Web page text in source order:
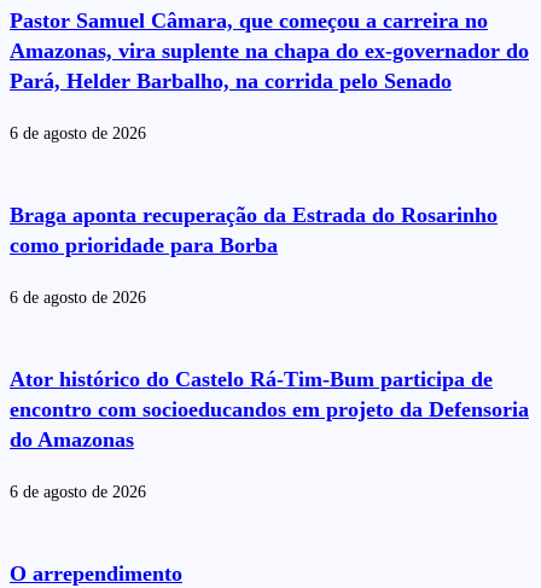
Pastor Samuel Câmara, que começou a carreira no
Amazonas, vira suplente na chapa do ex-governador do
Pará, Helder Barbalho, na corrida pelo Senado
6 de agosto de 2026
Braga aponta recuperação da Estrada do Rosarinho
como prioridade para Borba
6 de agosto de 2026
Ator histórico do Castelo Rá-Tim-Bum participa de
encontro com socioeducandos em projeto da Defensoria
do Amazonas
6 de agosto de 2026
O arrependimento